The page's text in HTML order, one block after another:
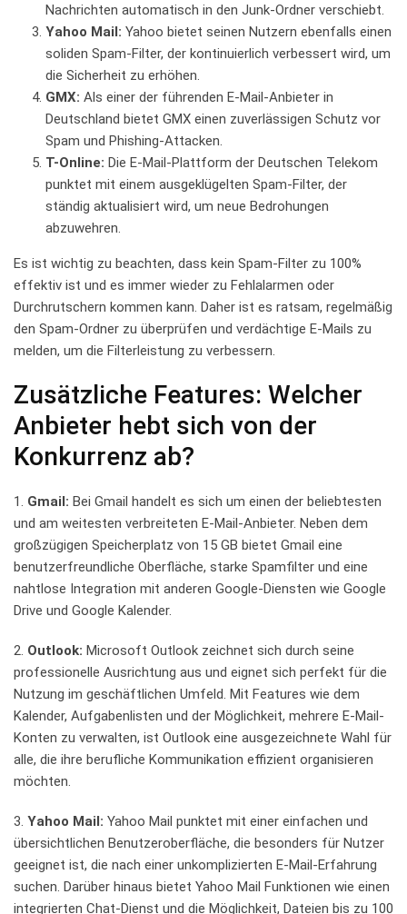
Nachrichten⁤ automatisch in den⁢ Junk-Ordner ⁢verschiebt.
Yahoo Mail: Yahoo bietet seinen Nutzern ebenfalls einen
soliden Spam-Filter, der kontinuierlich⁢ verbessert wird,⁤ um‍
die Sicherheit zu erhöhen.
GMX: Als einer der führenden E-Mail-Anbieter⁣ in‌
Deutschland‌ bietet‍ GMX einen⁤ zuverlässigen Schutz vor
Spam und Phishing-Attacken.
T-Online: Die E-Mail-Plattform der Deutschen Telekom
punktet‌ mit ⁣einem ausgeklügelten⁢ Spam-Filter, ​der​
ständig aktualisiert wird, um⁣ neue Bedrohungen
⁢abzuwehren.
Es ist‌ wichtig zu beachten, ‍dass kein Spam-Filter zu‍ 100%
‍effektiv ⁢ist und​ es immer wieder‌ zu ‌Fehlalarmen ⁢oder
Durchrutschern kommen kann.‌ Daher ist es ratsam, regelmäßig
den Spam-Ordner zu ‍überprüfen und verdächtige E-Mails zu
‍melden, um⁢ die Filterleistung‍ zu verbessern.
Zusätzliche Features: ⁢Welcher
Anbieter hebt sich von ​der
Konkurrenz ab?
1. Gmail: ‌Bei Gmail ⁣handelt es sich ⁢um einen der beliebtesten
und⁣ am weitesten verbreiteten⁢ E-Mail-Anbieter.⁤ Neben​ dem‌
großzügigen Speicherplatz⁤ von ​15⁤ GB bietet Gmail eine
benutzerfreundliche Oberfläche, starke Spamfilter und eine
nahtlose Integration ⁢mit anderen Google-Diensten wie⁢ Google
Drive und ‍Google Kalender.
2. Outlook: Microsoft⁢ Outlook‍ zeichnet sich durch seine⁢
professionelle Ausrichtung aus ⁤und eignet sich perfekt‍ für die
Nutzung im geschäftlichen Umfeld. ⁢Mit Features wie dem
Kalender, Aufgabenlisten und ​der Möglichkeit, ⁤mehrere ​E-Mail-
Konten⁤ zu verwalten, ist Outlook ​eine ⁣ausgezeichnete Wahl für
alle, die ihre ⁣berufliche⁢ Kommunikation effizient organisieren
möchten.
3. Yahoo Mail: Yahoo Mail⁤ punktet mit einer⁤ einfachen und
übersichtlichen Benutzeroberfläche,⁤ die besonders ⁤für Nutzer
geeignet ist, die nach⁢ einer⁢ unkomplizierten E-Mail-Erfahrung
suchen. ‍Darüber hinaus bietet ‌Yahoo Mail ‍Funktionen wie einen
integrierten⁤ Chat-Dienst ‌und ⁢die​ Möglichkeit, Dateien ‍bis zu‍ 100